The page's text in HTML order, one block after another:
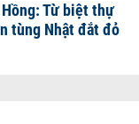
Từ biệt thự
tùng Nhật đắt đỏ